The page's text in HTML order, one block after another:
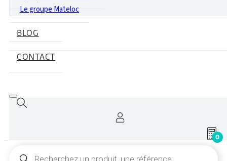
Le groupe Mateloc
BLOG
CONTACT
0